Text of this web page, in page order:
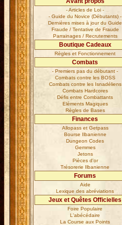
- Articles de Loi -
- Guide du Novice (Débutants) -
Dernières mises à jour du Guide
Fraude / Tentative de Fraude
Parrainages / Recrutements
Boutique Cadeaux
Règles et Fonctionnement
Combats
- Premiers pas du débutant -
Combats contre les BOSS
Combats contre les Isnadéliens
Combats Hardcores
Défis entre Combattants
Eléments Magiques
Règles de Bases
Finances
Allopass et Getpass
Bourse Ilbanienne
Dungeon Codes
Gemmes
Jetons
Pièces d'or
Trésorerie Ilbanienne
Forums
Aide
Lexique des abréviations
Jeux et Quêtes Officielles
Foire Populaire
L'abécédaire
La Course aux Points